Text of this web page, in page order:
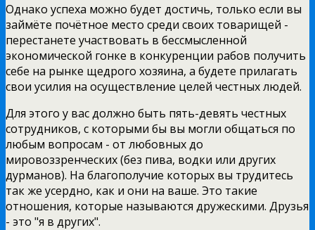
Однако успеха можно будет достичь, только если вы
займёте почётное место среди своих товарищей -
перестанете участвовать в бессмысленной
экономической гонке в конкуренции рабов получить
себе на рынке щедрого хозяина, а будете прилагать
свои усилия на осуществление целей честных людей.
Для этого у вас должно быть пять-девять честных
сотрудников, с которыми бы вы могли общаться по
любым вопросам - от любовных до
мировоззренческих (без пива, водки или других
дурманов). На благополучие которых вы трудитесь
так же усердно, как и они на ваше. Это такие
отношения, которые называются дружескими. Друзья
- это "я в других".